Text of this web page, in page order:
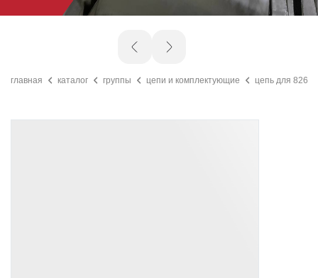
главная каталог группы цепи и комплектующие цепь для